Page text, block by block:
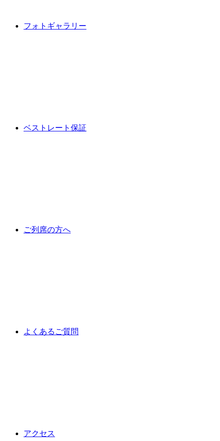
フォトギャラリー
ベストレート保証
ご列席の方へ
よくあるご質問
アクセス